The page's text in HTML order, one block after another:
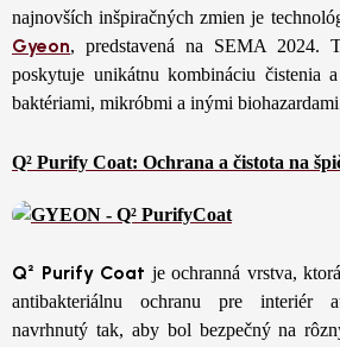
najnovších inšpiračných zmien je
Gyeon, predstavená na SEMA 2024.
poskytuje unikátnu kombináciu čistenia
baktériami, mikróbmi a inými
Q² Purify Coat: Ochrana a čistota na
Q² Purify Coat je ochranná vrstva,
antibakteriálnu ochranu pre interiér
navrhnutý tak, aby bol bezpečný na